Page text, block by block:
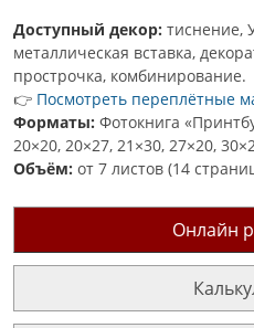
Доступный декор: тиснение,
металлическая вставка,
прострочка, комбинирование.
👉 Посмотреть переплётные
Форматы: Фотокнига
20×20, 20×27, 21×30, 27×20,
Объём: от 7 листов (14
Онлайн